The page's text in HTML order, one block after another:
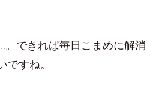
できれば毎日こまめに解消
ですね。